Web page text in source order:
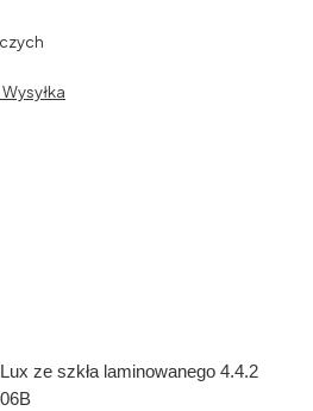
Wysyłka
ze szkła laminowanego 4.4.2